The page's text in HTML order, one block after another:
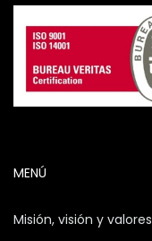
MENÚ
Misión, visión y valores